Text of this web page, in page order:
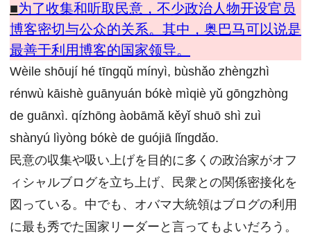
■为了收集和听取民意，不少政治人物开设官员
博客密切与公众的关系。 其中，奥巴马可以说是
最善于利用博客的国家领导。
Wèile shōují hé tīngqǔ mínyì, bùshǎo zhèngzhì
rénwù kāishè guānyuán bókè mìqiè yǔ gōngzhòng
de guānxì. qízhōng àobāmǎ kěyǐ shuō shì zuì
shànyú lìyòng bókè de guójiā lǐngdǎo.
民意の収集や吸い上げを目的に多くの政治家がオフ
ィシャルブログを立ち上げ、民衆との関係密接化を
図っている。中でも、オバマ大統領はブログの利用
に最も秀でた国家リーダーと言ってもよいだろう。